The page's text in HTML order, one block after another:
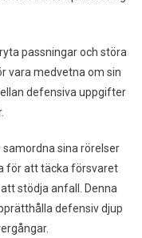
passningar och störa
vara medvetna om sin
defensiva uppgifter
sina rörelser
för att täcka försvaret
stödja anfall. Denna
defensiv djup